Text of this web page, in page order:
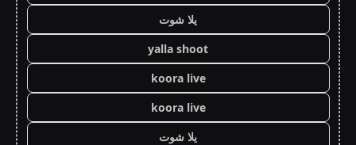
يلا شوت
yalla shoot
koora live
koora live
يلا شوت